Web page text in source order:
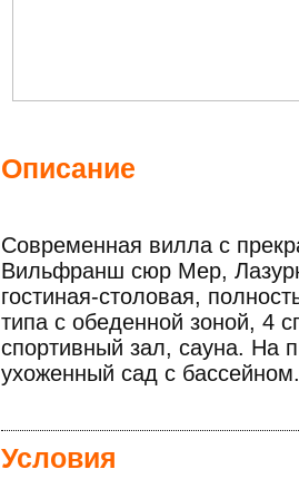
Описание
Современная вилла с
Вильфранш сюр Мер,
гостиная-столовая,
типа с обеденной зоной, 4
спортивный зал, сауна. На
ухоженный сад с бассейном.
Условия